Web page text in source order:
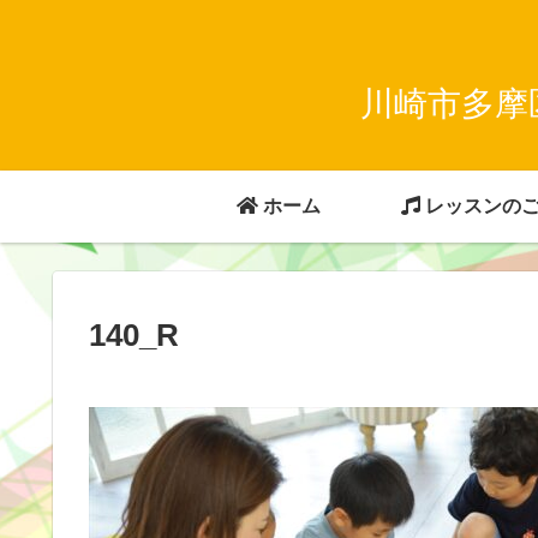
川崎市多
ホーム レッスンの
140_R